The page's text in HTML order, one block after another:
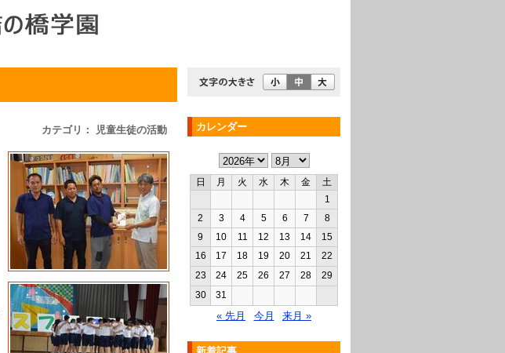
カテゴリ： 児童生徒の活動
カレンダー
日 月 火 水 木 金
土
1
2
3 4 5 6 7
8
9
10 11 12 13 14
15
16
17 18 19 20 21
22
23
24 25 26 27 28
29
30
31
« 先月 今月 来月 »